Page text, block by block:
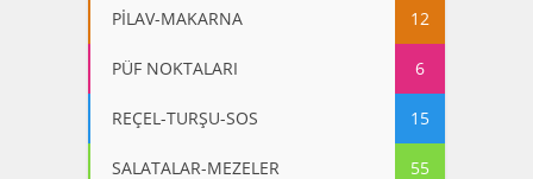
PİLAV-MAKARNA 12
PÜF NOKTALARI 6
REÇEL-TURŞU-SOS 15
SALATALAR-MEZELER 55